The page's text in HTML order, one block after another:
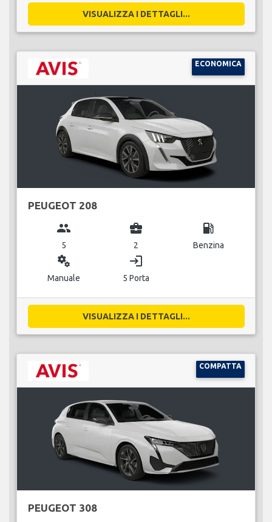
VISUALIZZA I DETTAGLI...
ECONOMICA
PEUGEOT 208
group
5
business_center
2
local_gas_station
Benzina
miscellaneous_services
Manuale
login
5 Porta
VISUALIZZA I DETTAGLI...
COMPATTA
PEUGEOT 308